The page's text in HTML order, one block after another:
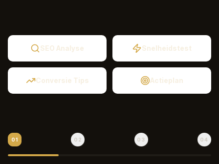
SEO Analyse Snelheidstest
Conversie Tips Actieplan
01 02 03 04